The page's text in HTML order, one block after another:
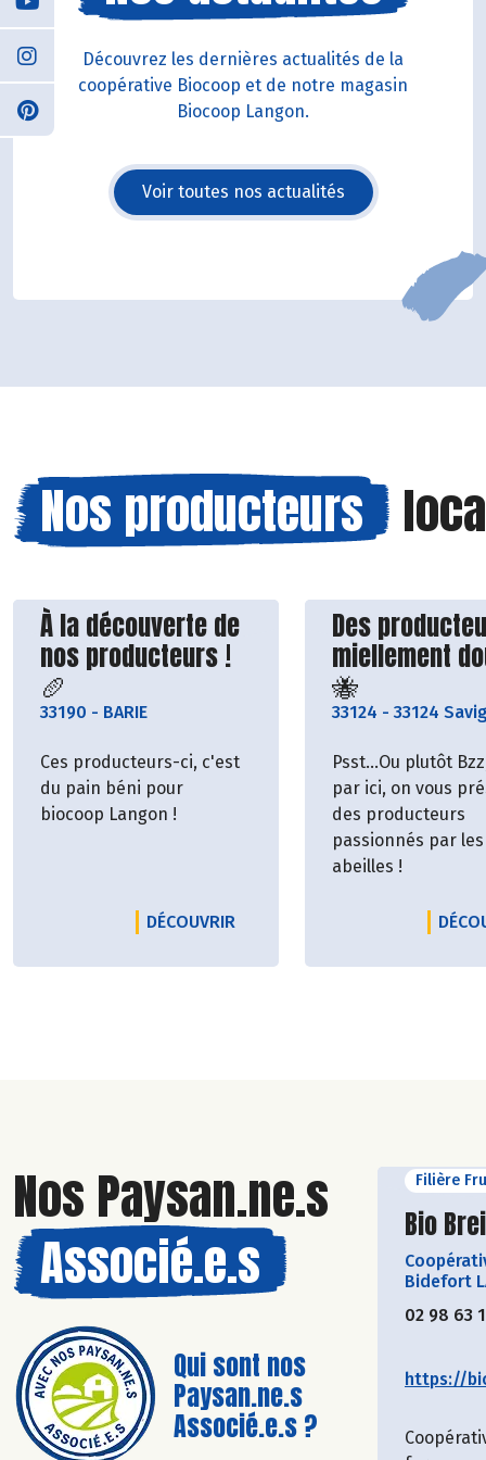
Découvrez les dernières actualités de la
coopérative Biocoop et de notre magasin
Biocoop Langon.
Voir toutes nos actualités
Nos producteurs
Découvrir le producteur
À la découverte de
nos producteurs !
🥖
33190 - BARIE
Ces producteurs-ci, c'est
du pain béni pour
biocoop Langon !
DÉCOUVRIRLE PRODUCTEUR À LA
Découvrir le
Des
miellement
🐝
33124 - 33124
Psst...Ou plutôt
par ici, on vous
des producteurs
passionnés par les
abeilles !
Nos Paysan.ne.s
Associé.e.s
Qui sont nos
Paysan.ne.s
Associé.e.s ?
Filière
Bio
Bidefort
02 98 63
https://